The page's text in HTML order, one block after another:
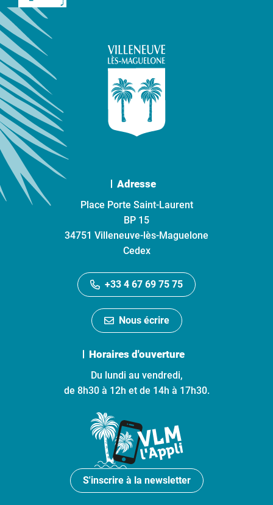
Adresse
Place Porte Saint-Laurent
BP 15
34751 Villeneuve-lès-Maguelone
Cedex
+33 4 67 69 75 75
Nous écrire
Horaires d'ouverture
Du lundi au vendredi,
de 8h30 à 12h et de 14h à 17h30.
S'inscrire à la newsletter